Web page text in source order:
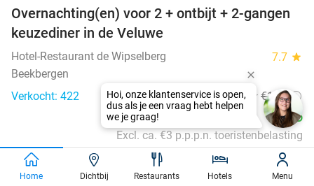
22%
Overnachting(en) voor 2 + ontbijt + 2-gangen
keuzediner in de Veluwe
Hotel-Restaurant de Wipselberg 7.7 star
Beekbergen
Verkocht: 422
Regulier €186
€145
Excl. ca. €3 p.p.p.n. toeristenbelasting
favorite_border
Home Dichtbij Restaurants Hotels Menu
Hoi, onze klantenservice is open,
dus als je een vraag hebt helpen
we je graag!